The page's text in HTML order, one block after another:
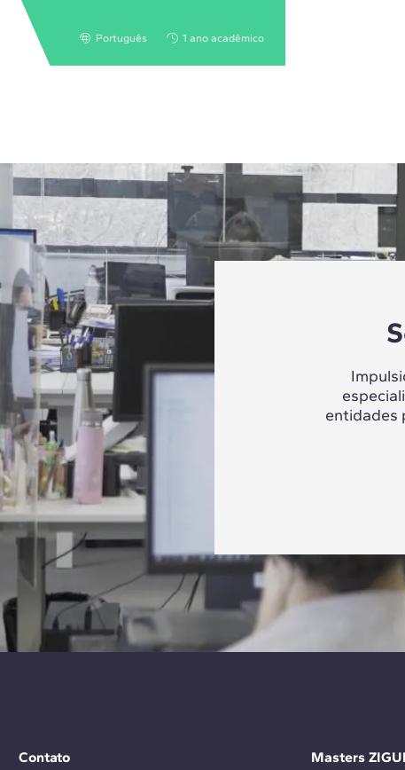
Português 1 ano acadêmico
entidades
Contato Masters